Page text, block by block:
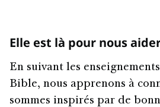
Elle est là pour nous
En suivant les
Bible, nous apprenons à
sommes inspirés par de